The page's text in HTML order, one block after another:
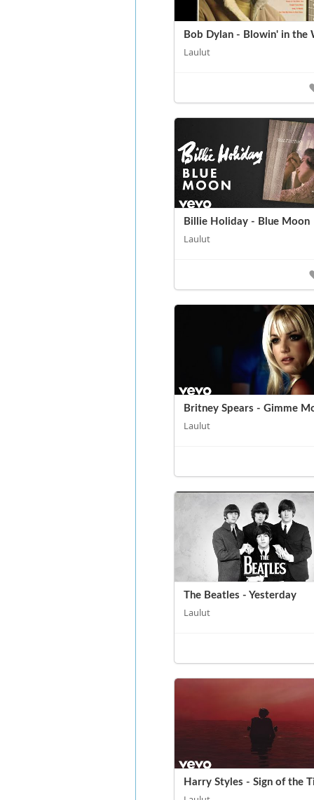
Bob Dylan - Blowin' in the
Laulut
Billie Holiday - Blue Moon
Laulut
Britney Spears - Gimme
Laulut
The Beatles - Yesterday
Laulut
Harry Styles - Sign of the